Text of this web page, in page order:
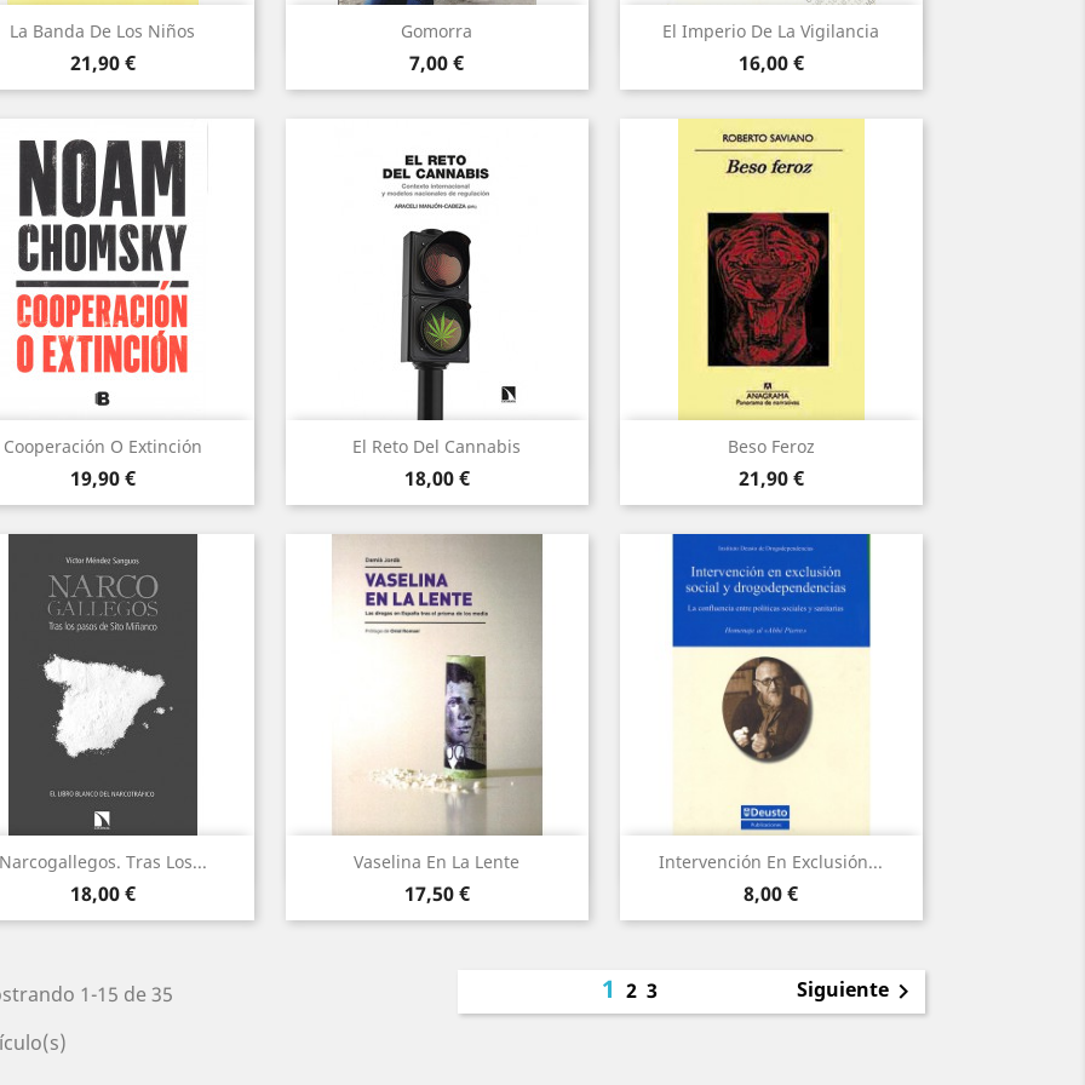
La Banda De Los Niños
Precio
21,90 €
Vista rápida Gomorra
Precio
7,00 €
Vista rápida El Imperio De La Vigilancia
Precio
16,00 €
Vista rápida
Cooperación O Extinción
Precio
19,90 €
Vista rápida El Reto Del Cannabis
Precio
18,00 €
Vista rápida Beso Feroz
Precio
21,90 €
Vista rápida
Narcogallegos. Tras Los...
Precio
18,00 €
Vista rápida Vaselina En La Lente
Precio
17,50 €
Vista rápida Intervención En Exclusión...
Precio
8,00 €
Vista rápida
1-15 de 35
1 2 3 Siguiente